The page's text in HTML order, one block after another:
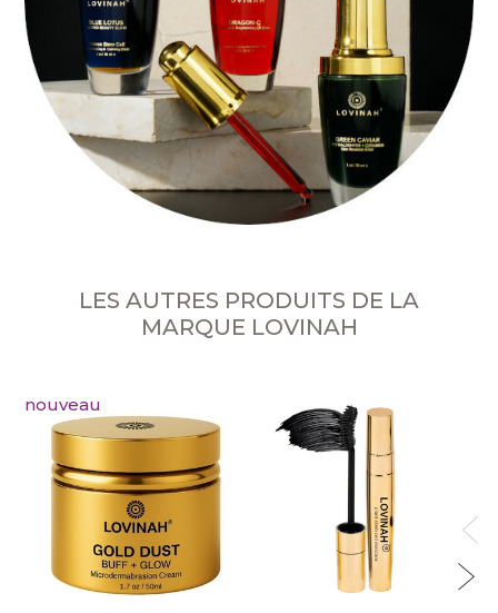
LES AUTRES PRODUITS DE LA
MARQUE LOVINAH
nouveau